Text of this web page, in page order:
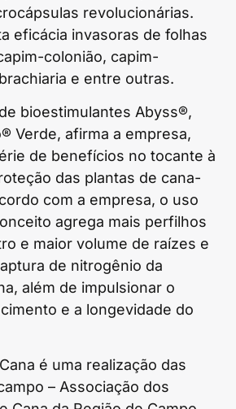
revolucionárias.
eficácia invasoras de folhas
colonião, capim-
e entre outras.
bioestimulantes Abyss®,
Verde, afirma a empresa,
de benefícios no tocante à
das plantas de cana-
com a empresa, o uso
agrega mais perfilhos
e maior volume de raízes e
de nitrogênio da
além de impulsionar o
e a longevidade do
é uma realização das
– Associação dos